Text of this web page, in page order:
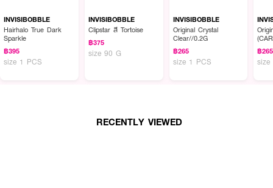
INVISIBOBBLE
Hairhalo True Dark
Sparkle
฿395
size 1 PCS
INVISIBOBBLE
Clipstar สี Tortoise
฿375
size 90 G
INVISIBOBBLE
Original Crystal
Clear//0.2G
฿265
size 1 PCS
฿265
size
RECENTLY VIEWED